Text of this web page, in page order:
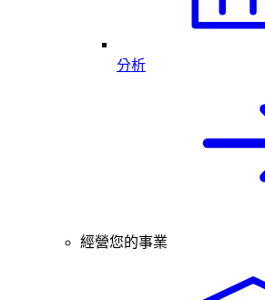
分析
經營您的事業